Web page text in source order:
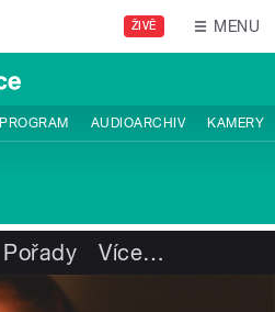
ŽIVĚ MENU
PROGRAM AUDIOARCHIV KAMERY
Pořady Více…